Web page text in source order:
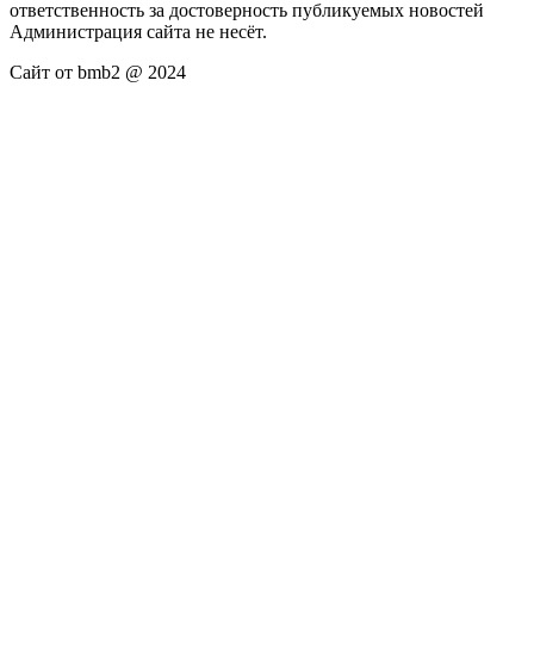
ответственность за достоверность публикуемых новостей
Администрация сайта не несёт.
Сайт от bmb2 @ 2024